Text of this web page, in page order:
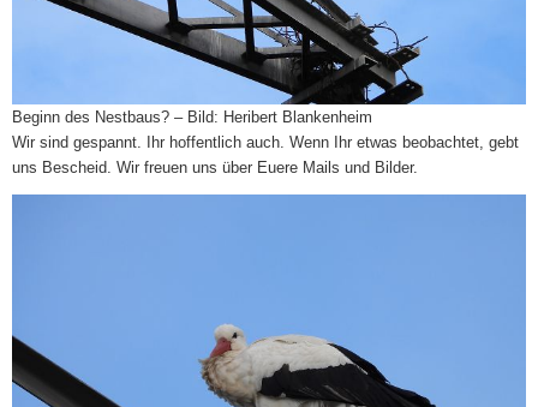
Beginn des Nestbaus? – Bild: Heribert Blankenheim
Wir sind gespannt. Ihr hoffentlich auch. Wenn Ihr etwas beobachtet, gebt
uns Bescheid. Wir freuen uns über Euere Mails und Bilder.